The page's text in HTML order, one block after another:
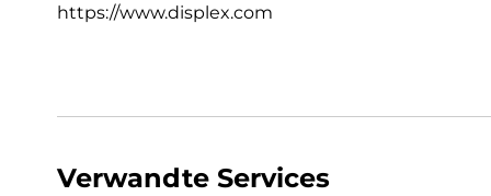
https://www.displex.com
Verwandte Services